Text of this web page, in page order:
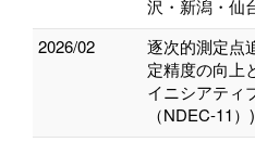
沢・新潟・仙
2026/02
逐次的測定点
定精度の向上
イニシアティ
（NDEC-11）)